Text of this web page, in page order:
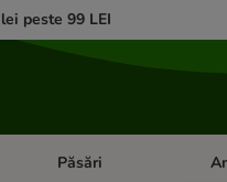
peste 99 LEI
cu categorii: Câini
Deschideți meniul cu
Păsări